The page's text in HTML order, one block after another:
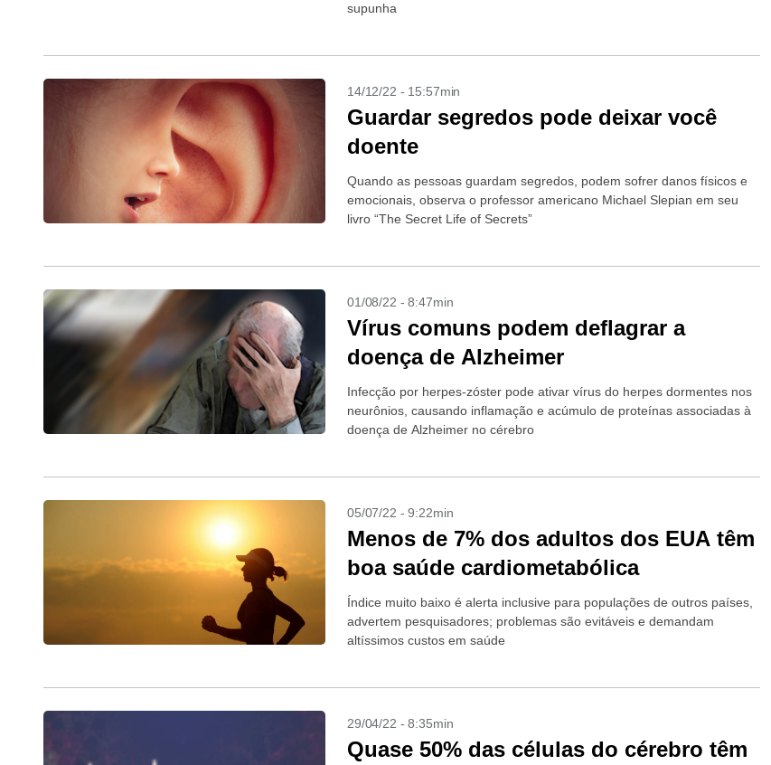
supunha
14/12/22 - 15:57min
Guardar segredos pode deixar você
doente
Quando as pessoas guardam segredos, podem sofrer danos físicos e
emocionais, observa o professor americano Michael Slepian em seu
livro “The Secret Life of Secrets”
01/08/22 - 8:47min
Vírus comuns podem deflagrar a
doença de Alzheimer
Infecção por herpes-zóster pode ativar vírus do herpes dormentes nos
neurônios, causando inflamação e acúmulo de proteínas associadas à
doença de Alzheimer no cérebro
05/07/22 - 9:22min
Menos de 7% dos adultos dos EUA têm
boa saúde cardiometabólica
Índice muito baixo é alerta inclusive para populações de outros países,
advertem pesquisadores; problemas são evitáveis e demandam
altíssimos custos em saúde
29/04/22 - 8:35min
Quase 50% das células do cérebro têm